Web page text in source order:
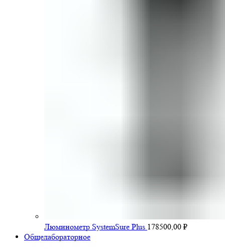
Люминометр SystemSure Plus 178500,00 ₽
Общелабораторное